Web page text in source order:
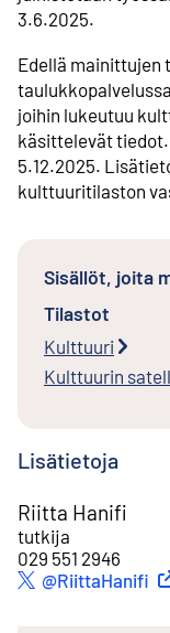
3.6.2025.
Edellä
joihin lukeutuu
käsittelevät
5.12.2025.
kulttuuritilaston
Sisällöt, joita
Tilastot
Kulttuuri
Kulttuurin
Lisätietoja
Riitta Hanifi
tutkija
029 551 2946
Ulkoinen linkki
@RiittaHanifi